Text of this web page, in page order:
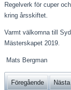
Regelverk för cuper
kring årsskiftet.
Varmt välkomna till
Mästerskapet 2019.
Mats Bergman
Föregående Nästa